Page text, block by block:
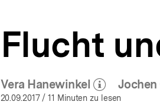
Flucht
Vera Hanewinkel
(Mehr zum Autor)
öffnen
20.09.2017/ 11 Minuten zu lesen